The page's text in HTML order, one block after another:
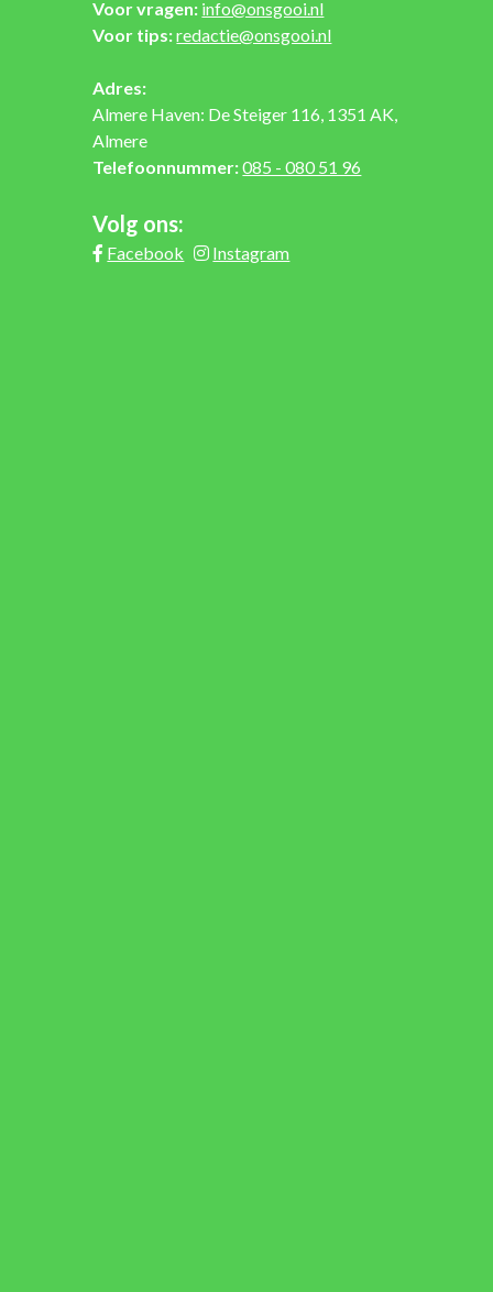
Voor vragen: info@onsgooi.nl
Voor tips:redactie@onsgooi.nl
Adres:
Almere Haven: De Steiger 116, 1351 AK,
Almere
Telefoonnummer:085 - 080 51 96
Volg ons:
Facebook Instagram